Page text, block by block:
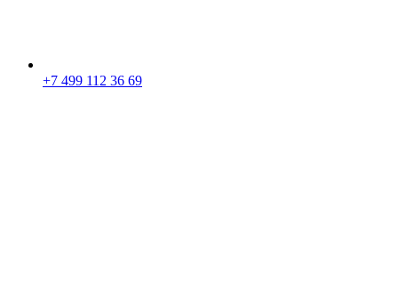
+7 499 112 36 69